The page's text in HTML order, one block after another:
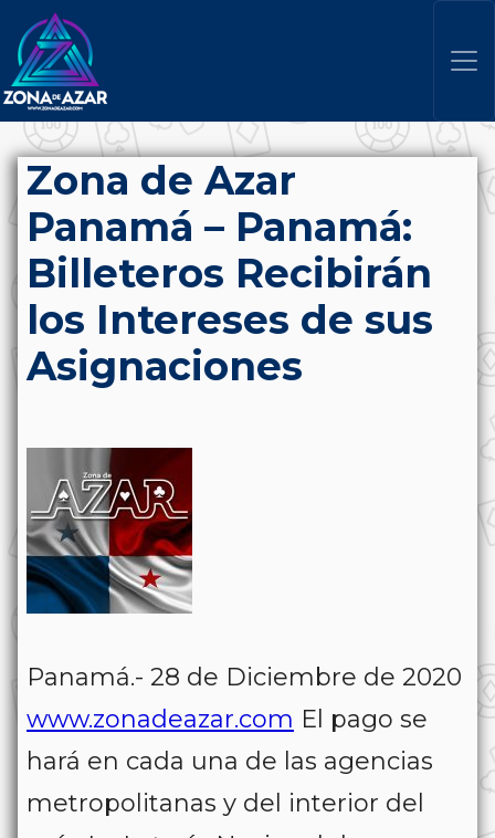
Zona de Azar
Panamá – Panamá:
Billeteros Recibirán
los Intereses de sus
Asignaciones
Panamá.- 28 de Diciembre de 2020
www.zonadeazar.com El pago se
hará en cada una de las agencias
metropolitanas y del interior del